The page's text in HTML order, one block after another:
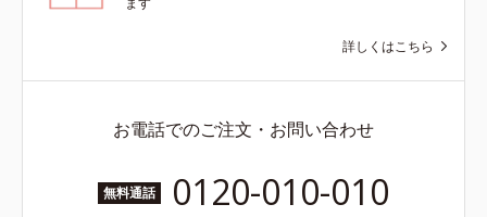
詳しくはこちら
お電話でのご注文・お問い合わせ
無料通話 0120-010-010